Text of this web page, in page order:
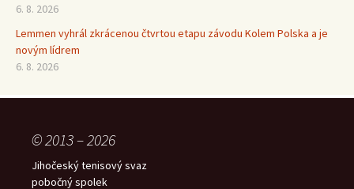
6. 8. 2026
Lemmen vyhrál zkrácenou čtvrtou etapu závodu Kolem Polska a je
novým lídrem
6. 8. 2026
© 2013 – 2026
Jihočeský tenisový svaz
pobočný spolek